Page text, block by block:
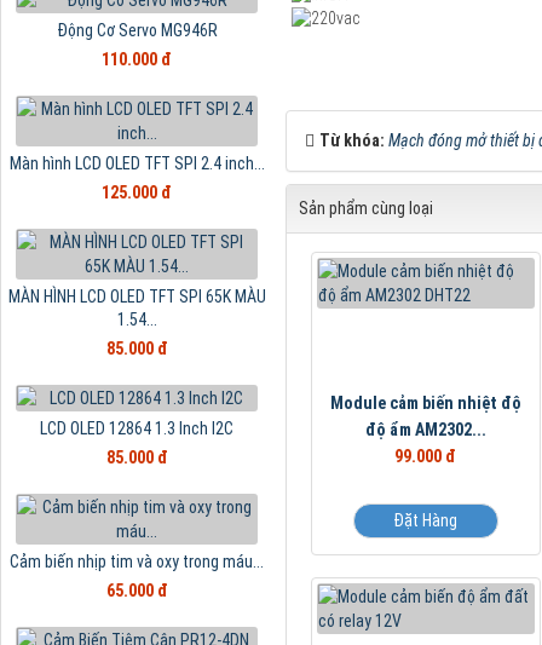
Từ khóa: Mạch đóng mở thiết bị
Sản phẩm cùng loại
Module cảm biến nhiệt độ
độ ẩm AM2302...
99.000 đ
Đặt Hàng
Động Cơ Servo MG946R
110.000 đ
Màn hình LCD OLED TFT SPI 2.4 inch...
125.000 đ
MÀN HÌNH LCD OLED TFT SPI 65K MÀU
1.54...
85.000 đ
LCD OLED 12864 1.3 Inch I2C
85.000 đ
Cảm biến nhịp tim và oxy trong máu...
65.000 đ